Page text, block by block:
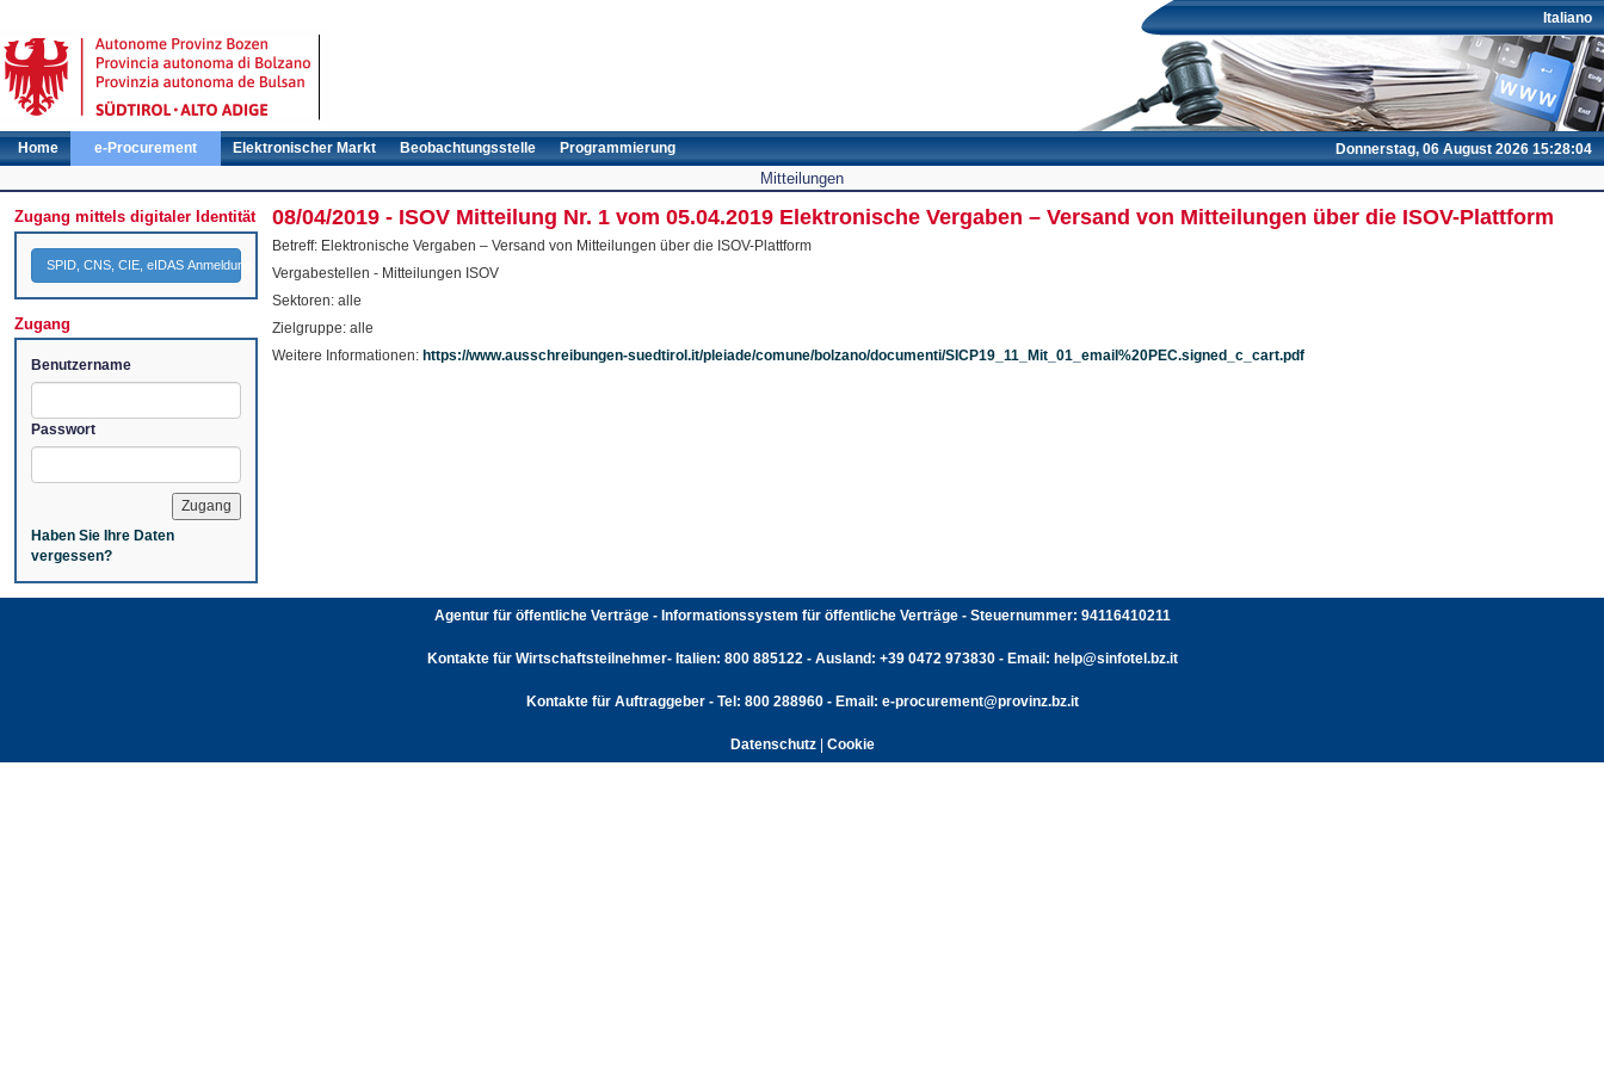
Italiano
Donnerstag, 06 August 2026 15:28:04
Home e-Procurement Elektronischer Markt Beobachtungsstelle Programmierung
Mitteilungen
Zugang mittels digitaler Identität
SPID, CNS, CIE, eIDAS Anmeldung
Zugang
Benutzername
Passwort
Haben Sie Ihre Daten
vergessen?
08/04/2019 - ISOV Mitteilung Nr. 1 vom 05.04.2019 Elektronische Vergaben – Versand von Mitteilungen über die ISOV-Plattform
Betreff: Elektronische Vergaben – Versand von Mitteilungen über die ISOV-Plattform
Vergabestellen - Mitteilungen ISOV
Sektoren: alle
Zielgruppe: alle
Weitere Informationen: https://www.ausschreibungen-suedtirol.it/pleiade/comune/bolzano/documenti/SICP19_11_Mit_01_email%20PEC.signed_c_cart.pdf
Agentur für öffentliche Verträge - Informationssystem für öffentliche Verträge - Steuernummer: 94116410211
Kontakte für Wirtschaftsteilnehmer- Italien: 800 885122 - Ausland: +39 0472 973830 - Email: help@sinfotel.bz.it
Kontakte für Auftraggeber - Tel: 800 288960 - Email: e-procurement@provinz.bz.it
Datenschutz| Cookie